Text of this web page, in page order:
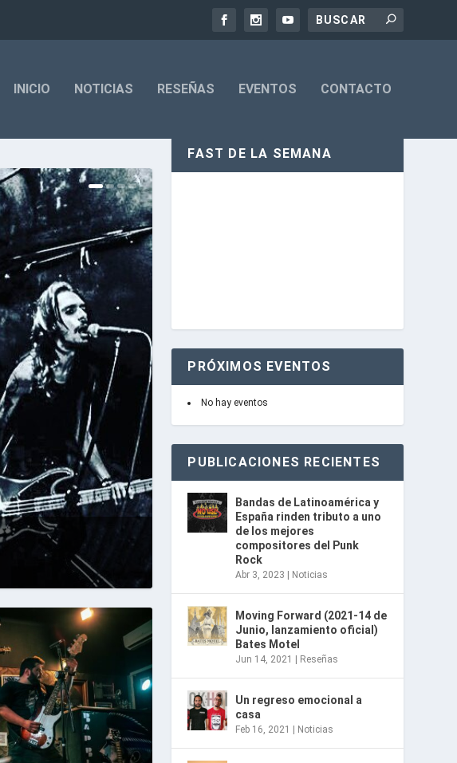
INICIO NOTICIAS RESEÑAS EVENTOS CONTACTO
FAST DE LA SEMANA
PRÓXIMOS EVENTOS
No hay eventos
PUBLICACIONES RECIENTES
Bandas de Latinoamérica y
España rinden tributo a uno
de los mejores
compositores del Punk
Rock
Abr 3, 2023 Noticias
Moving Forward (2021-14 de
Junio, lanzamiento oficial)
Bates Motel
Jun 14, 2021 Reseñas
Un regreso emocional a
casa
Feb 16, 2021 Noticias